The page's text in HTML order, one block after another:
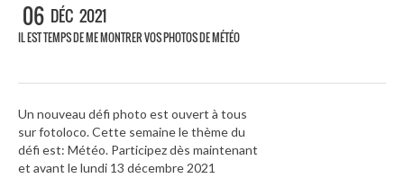
06 DÉC 2021
IL EST TEMPS DE ME MONTRER VOS PHOTOS DE MÉTÉO
Un nouveau défi photo est ouvert à tous
sur fotoloco. Cette semaine le thème du
défi est: Météo. Participez dès maintenant
et avant le lundi 13 décembre 2021